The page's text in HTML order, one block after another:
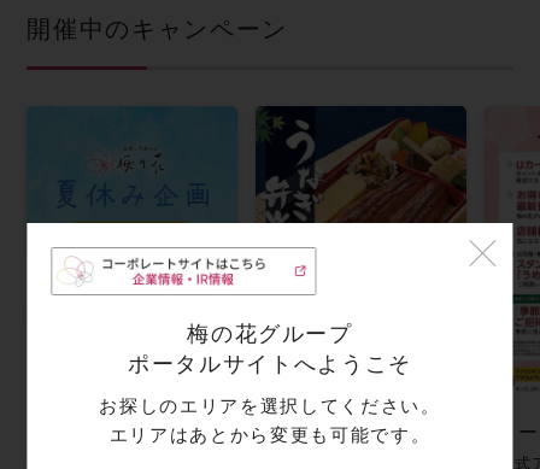
梅の花グループ
ポータルサイトへようこそ
お探しのエリアを選択してください。
エリアはあとから変更も可能です。
開催中のキャンペーン
梅の花 夏休み企画
７月21日～8月31日ま
夏のうなぎ弁当
今年の土用丑の日は7月
26日
ク
公